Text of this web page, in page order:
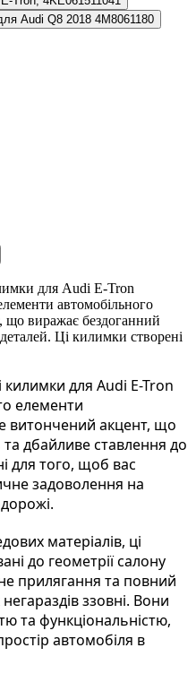
Килимок у багажник оригінальний для Audi Q8 2018 4M8061180
для Audi E-Tron
автомобільного
що виражає бездоганний
Ці килимки створені
килимки для Audi E-Tron
елементи
витончений акцент, що
дбайливе ставлення до
для того, щоб вас
задоволення на
матеріалів, ці
до геометрії салону
прилягання та повний
ззовні. Вони
та функціональністю,
автомобіля в